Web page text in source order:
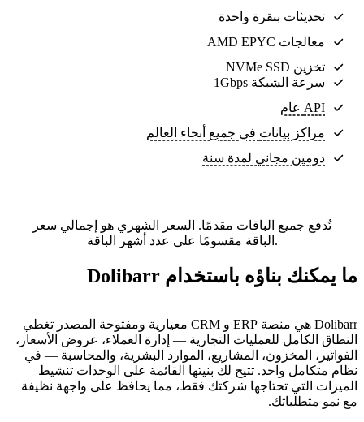
تحديثات بنقرة واحدة
معالجات AMD EPYC
تخزين NVMe SSD
سرعة الشبكة 1Gbps
API عام
مراكز بيانات في جميع أنحاء العالم
دومين مجاني لمدة سنة
تُدفع جميع الباقات مقدمًا. السعر الشهري هو إجمالي سعر
الباقة مقسومًا على عدد أشهر الباقة.
ما يمكنك بناؤه باستخدام Dolibarr
Dolibarr هي منصة ERP و CRM معيارية ومفتوحة المصدر تغطي
النطاق الكامل للعمليات التجارية — إدارة العملاء، عروض الأسعار،
الفواتير، المخزون، المشاريع، الموارد البشرية، والمحاسبة — في
نظام متكامل واحد. تتيح لك بنيتها القائمة على الوحدات تنشيط
الميزات التي تحتاجها شركتك فقط، مما يحافظ على واجهة نظيفة
مع نمو متطلباتك.